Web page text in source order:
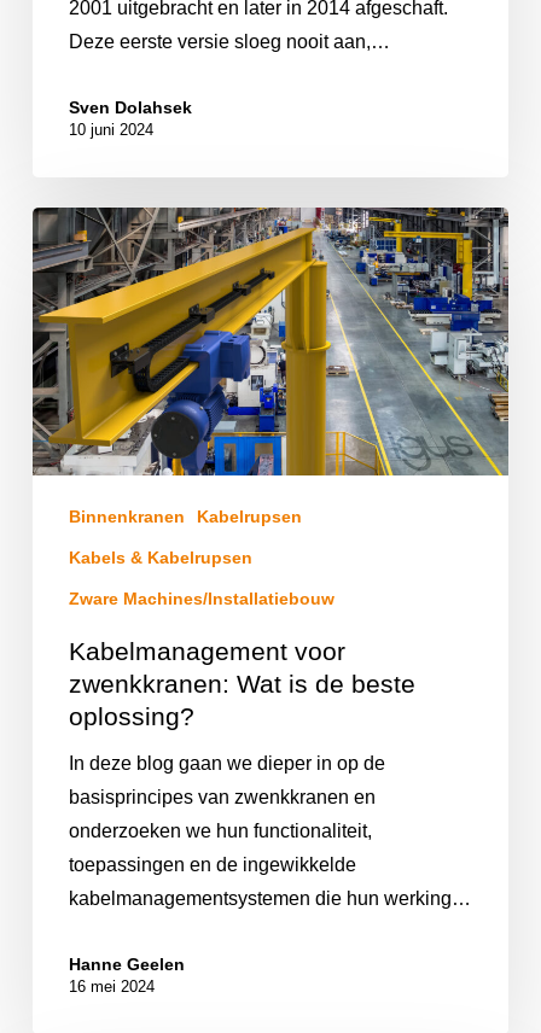
2001 uitgebracht en later in 2014 afgeschaft.
Deze eerste versie sloeg nooit aan,…
Sven Dolahsek
10 juni 2024
Binnenkranen Kabelrupsen
Kabels & Kabelrupsen
Zware Machines/Installatiebouw
Kabelmanagement voor
zwenkkranen: Wat is de beste
oplossing?
In deze blog gaan we dieper in op de
basisprincipes van zwenkkranen en
onderzoeken we hun functionaliteit,
toepassingen en de ingewikkelde
kabelmanagementsystemen die hun werking…
Hanne Geelen
16 mei 2024